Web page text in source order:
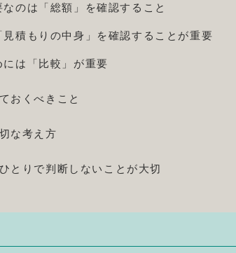
のは「総額」を確認すること
積もりの中身」を確認することが重要
は「比較」が重要
おくべきこと
な考え方
とりで判断しないことが大切